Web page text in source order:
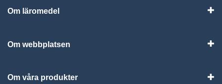
Om läromedel
Om webbplatsen
Om våra produkter